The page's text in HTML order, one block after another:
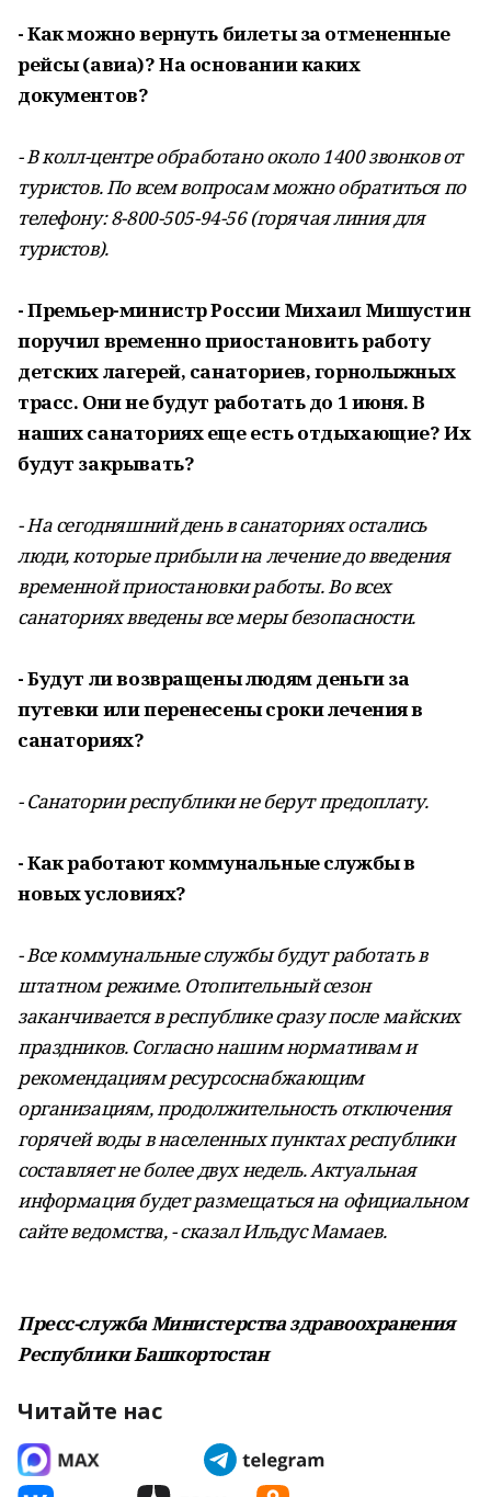
- Как можно вернуть билеты за отмененные
рейсы (авиа)? На основании каких
документов?
- В колл-центре обработано около 1400 звонков от
туристов. По всем вопросам можно обратиться по
телефону: 8-800-505-94-56 (горячая линия для
туристов).
- Премьер-министр России Михаил Мишустин
поручил временно приостановить работу
детских лагерей, санаториев, горнолыжных
трасс. Они не будут работать до 1 июня. В
наших санаториях еще есть отдыхающие? Их
будут закрывать?
- На сегодняшний день в санаториях остались
люди, которые прибыли на лечение до введения
временной приостановки работы. Во всех
санаториях введены все меры безопасности.
- Будут ли возвращены людям деньги за
путевки или перенесены сроки лечения в
санаториях? ​
- Санатории республики не берут предоплату.
- Как работают коммунальные службы в
новых условиях?
- Все коммунальные службы будут работать в
штатном режиме. Отопительный сезон
заканчивается в республике сразу после майских
праздников. Согласно нашим нормативам и
рекомендациям ресурсоснабжающим
организациям, продолжительность отключения
горячей воды в населенных пунктах республики
составляет не более двух недель. Актуальная
информация будет размещаться на официальном
сайте ведомства, - сказал Ильдус Мамаев.
Пресс-служба Министерства здравоохранения
Республики Башкортостан
Читайте нас